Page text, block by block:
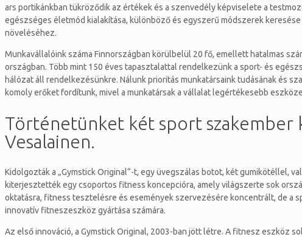
ars portikánkban tükröződik az értékek és a szenvedély képviselete a
egészséges életmód kialakítása, különböző és egyszerű módszerek
növeléséhez.
Munkavállalóink száma Finnországban körülbelül 20 fő, emellett hatalmas
országban. Több mint 150 éves tapasztalattal rendelkezünk a sport- és
hálózat áll rendelkezésünkre. Nálunk prioritás munkatársaink tudásának és
komoly erőket fordítunk, mivel a munkatársak a vállalat legértékesebb
Történetünket két sport szakember
Vesalainen.
Kidolgozták a „Gymstick Original“-t, egy üvegszálas botot, két gumikötéllel,
kiterjesztették egy csoportos fitness koncepcióra, amely világszerte sok
oktatásra, fitness tesztelésre és események szervezésére koncentrált, de
innovatív fitneszeszköz gyártása számára.
Az első innováció, a Gymstick Original, 2003-ban jött létre. A fitnesz eszköz